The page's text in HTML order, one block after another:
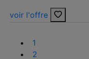
voir l'offre
1
2